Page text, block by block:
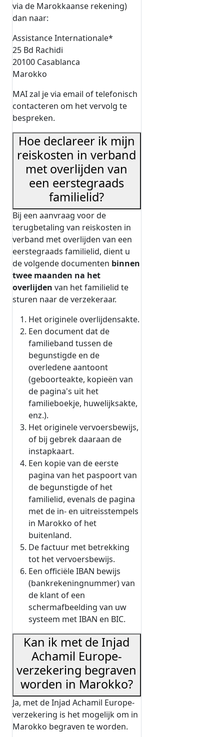
via de Marokkaanse rekening)
dan naar:
Assistance Internationale*
25 Bd Rachidi
20100 Casablanca
Marokko
MAI zal je via email of telefonisch
contacteren om het vervolg te
bespreken.
Hoe declareer ik mijn
reiskosten in verband
met overlijden van
een eerstegraads
familielid?
Bij een aanvraag voor de
terugbetaling van reiskosten in
verband met overlijden van een
eerstegraads familielid, dient u
de volgende documenten binnen
twee maanden na het
overlijden van het familielid te
sturen naar de verzekeraar.
Het originele overlijdensakte.
Een document dat de
familieband tussen de
begunstigde en de
overledene aantoont
(geboorteakte, kopieën van
de pagina's uit het
familieboekje, huwelijksakte,
enz.).
Het originele vervoersbewijs,
of bij gebrek daaraan de
instapkaart.
Een kopie van de eerste
pagina van het paspoort van
de begunstigde of het
familielid, evenals de pagina
met de in- en uitreisstempels
in Marokko of het
buitenland.
De factuur met betrekking
tot het vervoersbewijs.
Een officiële IBAN bewijs
(bankrekeningnummer) van
de klant of een
schermafbeelding van uw
systeem met IBAN en BIC.
Kan ik met de Injad
Achamil Europe-
verzekering begraven
worden in Marokko?
Ja, met de Injad Achamil Europe-
verzekering is het mogelijk om in
Marokko begraven te worden.